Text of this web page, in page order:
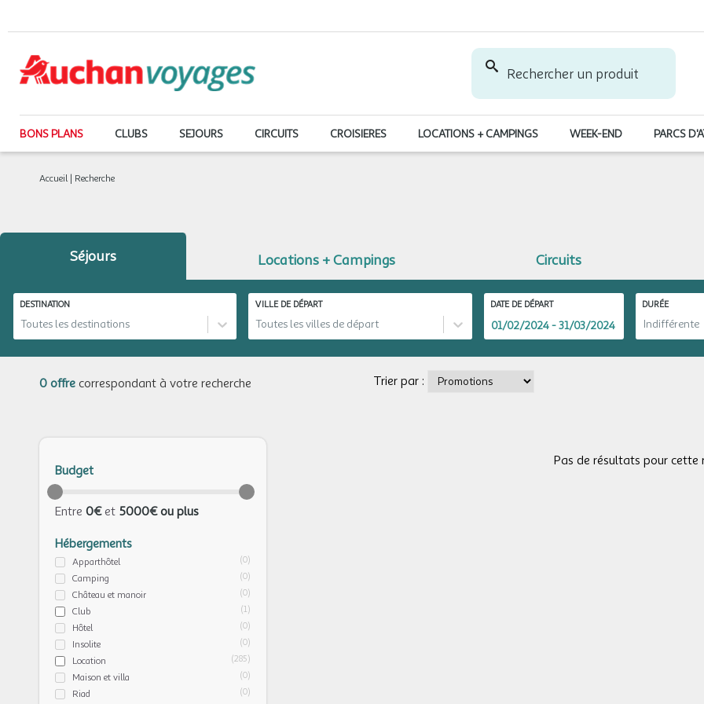
Rechercher un produit
BONS PLANS CLUBS SEJOURS CIRCUITS CROISIERES LOCATIONS + CAMPINGS WEEK-END PARCS
Accueil Recherche
Séjours Locations + Campings Circuits
DESTINATION
Toutes les destinations
VILLE DE DÉPART
Toutes les villes de départ
DATE DE DÉPART DURÉE
Indifférente
0 offre correspondant à votre recherche Trier par :
Budget
Entre 0€et 5000€ ou plus
Hébergements
Apparthôtel (0)
Camping (0)
Château et manoir (0)
Club (1)
Hôtel (0)
Insolite (0)
Location (285)
Maison et villa (0)
Riad (0)
Pas de résultats pour cette